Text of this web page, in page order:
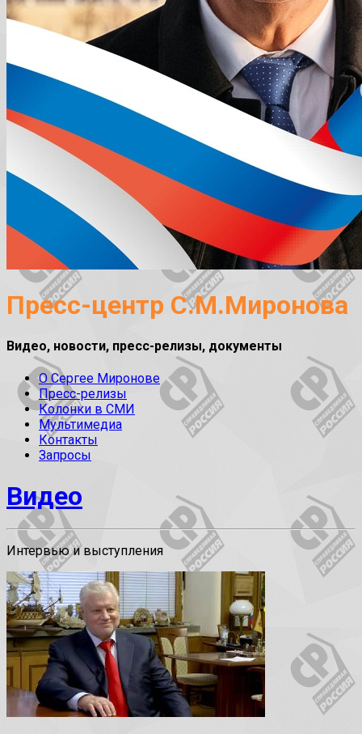
Пресс-центр С.М.Миронова
Видео, новости, пресс-релизы, документы
О Сергее Миронове
Пресс-релизы
Колонки в СМИ
Мультимедиа
Контакты
Запросы
Видео
Интервью и выступления